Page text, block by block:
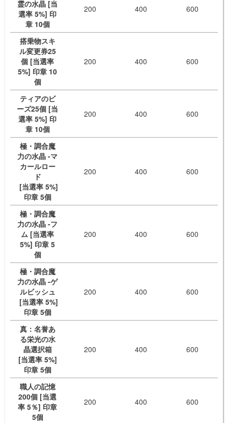
霊の水晶 [当
選率 5%] 印
章 10個
200 400 600
搭乗物スキ
ル変更券25
個 [当選率
5%] 印章 10
個
200 400 600
ティアのビ
ーズ25個 [当
選率 5%] 印
章 10個
200 400 600
極・調合魔
力の水晶 -マ
カールロー
ド
[当選率 5%]
印章 5個
200 400 600
極・調合魔
力の水晶 -フ
ム [当選率
5%] 印章 5
個
200 400 600
極・調合魔
力の水晶 -ゲ
ルビッシュ
[当選率 5%]
印章 5個
200 400 600
真：名誉あ
る栄光の水
晶選択箱
[当選率 5%]
印章 5個
200 400 600
職人の記憶
200個 [当選
率 5％] 印章
5個
200 400 600